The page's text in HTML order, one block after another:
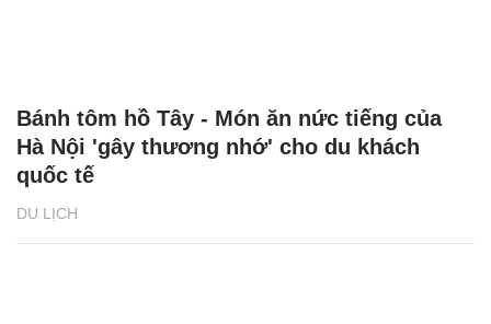
DU LỊCH
Bánh tôm hồ Tây - Món ăn nức tiếng của
Hà Nội 'gây thương nhớ' cho du khách
quốc tế